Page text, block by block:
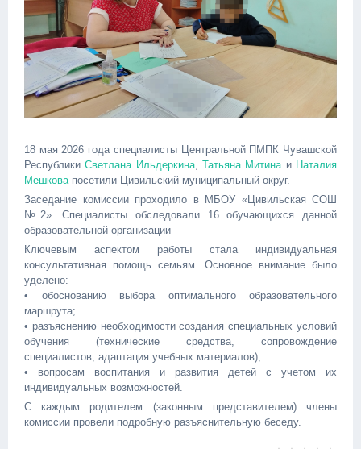
18 мая 2026 года специалисты Центральной ПМПК Чувашской
РеспубликиСветлана Ильдеркина,Татьяна Митинаи Наталия
Мешковапосетили Цивильский муниципальный округ.
Заседание комиссии проходило в МБОУ «Цивильская СОШ
№2». Специалисты обследовали 16 обучающихся данной
образовательной организации
Ключевым аспектом работы стала индивидуальная
консультативная помощь семьям. Основное внимание было
уделено:
• обоснованию выбора оптимального образовательного
маршрута;
• разъяснению необходимости создания специальных условий
обучения (технические средства, сопровождение
специалистов, адаптация учебных материалов);
• вопросам воспитания и развития детей с учетом их
индивидуальных возможностей.
С каждым родителем (законным представителем) члены
комиссии провели подробную разъяснительную беседу.